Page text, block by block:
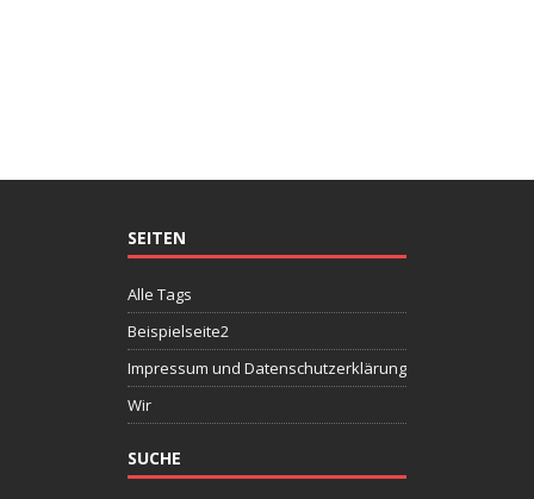
SEITEN
Alle Tags
Beispielseite2
Impressum und Datenschutzerklärung
Wir
SUCHE